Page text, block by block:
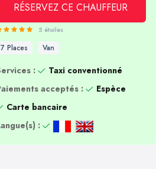
RÉSERVEZ CE CHAUFFEUR
5 étoiles
7 Places Van
:
Taxi conventionné
acceptés :
Espèce
Carte bancaire
: